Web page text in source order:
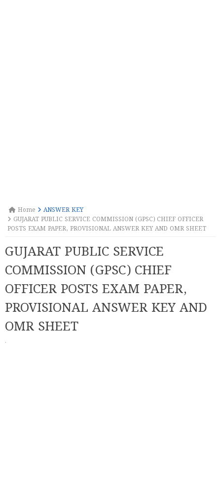
Home
ANSWER KEY
GUJARAT PUBLIC SERVICE COMMISSION (GPSC) CHIEF OFFICER
POSTS EXAM PAPER, PROVISIONAL ANSWER KEY AND OMR SHEET
GUJARAT PUBLIC SERVICE
COMMISSION (GPSC) CHIEF
OFFICER POSTS EXAM PAPER,
PROVISIONAL ANSWER KEY AND
OMR SHEET
·